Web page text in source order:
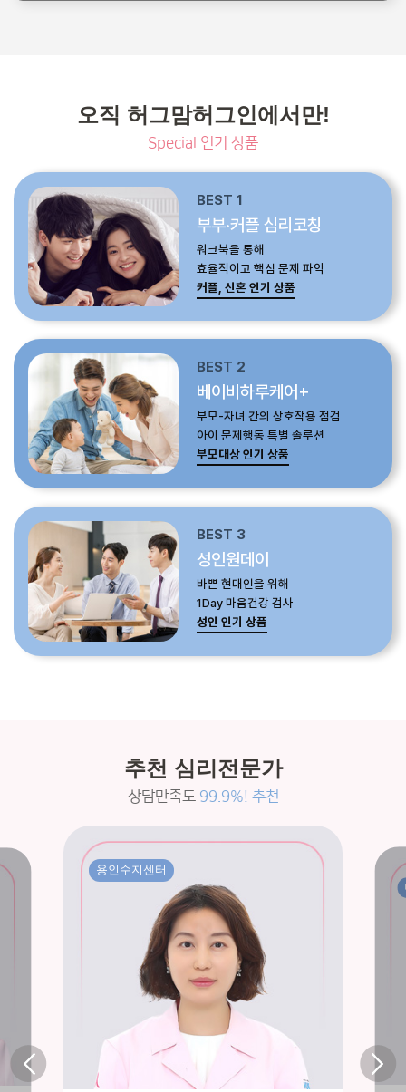
오직 허그맘허그인에서만!
Special 인기 상품
BEST 1
부부·커플 심리코칭
워크북을 통해
효율적이고 핵심 문제 파악
커플, 신혼 인기 상품
BEST 2
베이비하루케어+
부모-자녀 간의 상호작용 점검
아이 문제행동 특별 솔루션
부모대상 인기 상품
BEST 3
성인원데이
바쁜 현대인을 위해
1Day 마음건강 검사
성인 인기 상품
추천 심리전문가
상담만족도 99.9%! 추천
용인수지센터